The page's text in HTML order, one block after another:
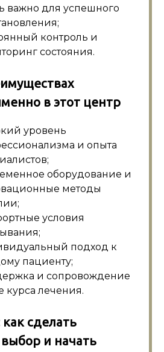
важно для успешного
контроль и
состояния.
в этот центр
уровень
и опыта
оборудование и
методы
условия
подход к
пациенту;
и сопровождение
курса лечения.
сделать
и начать